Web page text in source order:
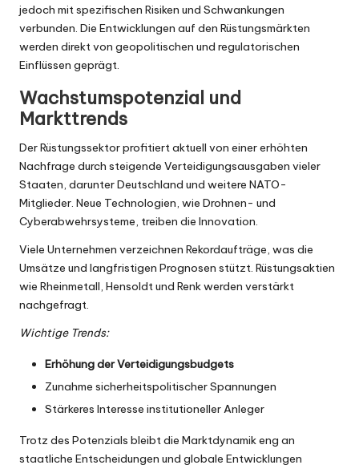
jedoch mit spezifischen Risiken und Schwankungen
verbunden. Die Entwicklungen auf den Rüstungsmärkten
werden direkt von geopolitischen und regulatorischen
Einflüssen geprägt.
Wachstumspotenzial und
Markttrends
Der Rüstungssektor profitiert aktuell von einer erhöhten
Nachfrage durch steigende Verteidigungsausgaben vieler
Staaten, darunter Deutschland und weitere NATO-
Mitglieder. Neue Technologien, wie Drohnen- und
Cyberabwehrsysteme, treiben die Innovation.
Viele Unternehmen verzeichnen Rekordaufträge, was die
Umsätze und langfristigen Prognosen stützt. Rüstungsaktien
wie Rheinmetall, Hensoldt und Renk werden verstärkt
nachgefragt.
Wichtige Trends:
Erhöhung der Verteidigungsbudgets
Zunahme sicherheitspolitischer Spannungen
Stärkeres Interesse institutioneller Anleger
Trotz des Potenzials bleibt die Marktdynamik eng an
staatliche Entscheidungen und globale Entwicklungen